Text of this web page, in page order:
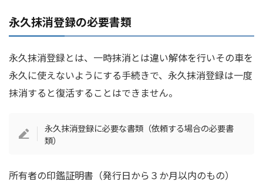
永久抹消登録の必要書類
永久抹消登録とは、一時抹消とは違い解体を行いその車を
永久に使えないようにする手続きで、永久抹消登録は一度
抹消すると復活することはできません。
永久抹消登録に必要な書類（依頼する場合の必要書
類）
所有者の印鑑証明書（発行日から３か月以内のもの）